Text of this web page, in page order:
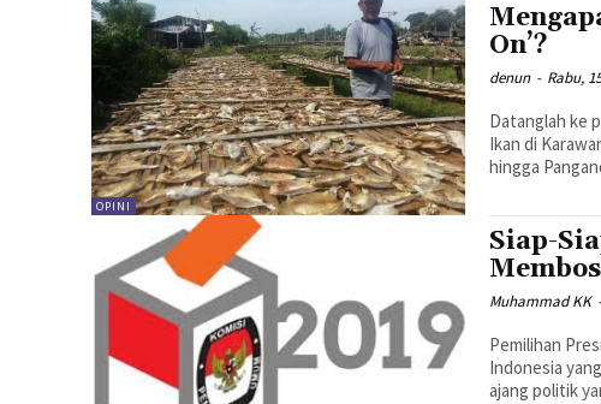
OPINI
On’?
denun - Rabu,
Datanglah ke
Ikan di
hingga
Siap-
Muhammad KK
Pemilihan
Indonesia
ajang politik